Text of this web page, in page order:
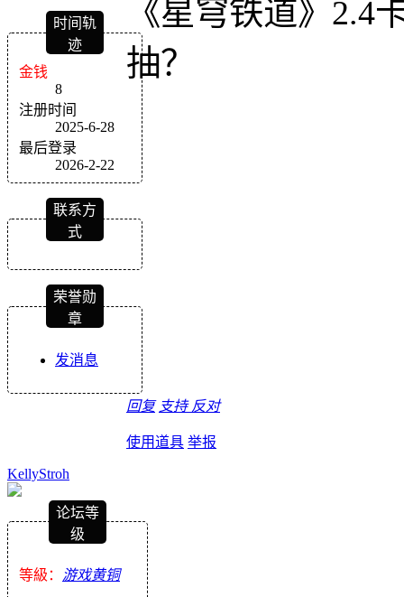
时间轨
迹
金钱
8
注册时间
2025-6-28
最后登录
2026-2-22
联系方
式
荣誉勋
章
发消息
《星穹铁道》2.4
抽？
回复 支持 反对
使用道具 举报
KellyStroh
论坛等
级
等級： 游戏黄铜